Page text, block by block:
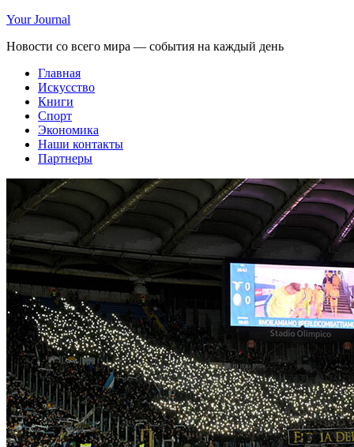
Your Journal
Новости со всего мира — события на каждый день
Главная
Искусство
Книги
Спорт
Экономика
Наши контакты
Партнеры